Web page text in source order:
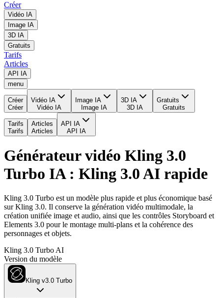
Créer
Vidéo IA
Image IA
3D IA
Gratuits
Tarifs
Articles
API IA
menu
Créer
Créer
Vidéo IA
Vidéo IA
Image IA
Image IA
3D IA
3D IA
Gratuits
Gratuits
Tarifs
Tarifs
Articles
Articles
API IA
API IA
Générateur vidéo Kling 3.0
Turbo IA : Kling 3.0 AI rapide
Kling 3.0 Turbo est un modèle plus rapide et plus économique basé
sur Kling 3.0. Il conserve la génération vidéo multimodale, la
création unifiée image et audio, ainsi que les contrôles Storyboard et
Elements 3.0 pour le montage multi-plans et la cohérence des
personnages et objets.
Kling 3.0 Turbo AI
Version du modèle
Kling v3.0 Turbo